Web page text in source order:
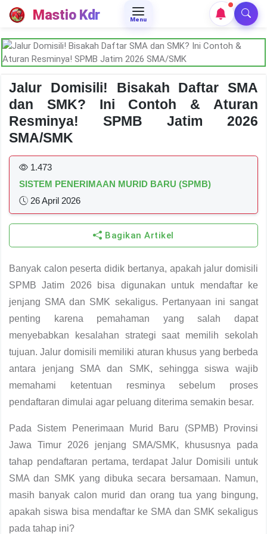
Mastio Kdr Menu
Jalur Domisili! Bisakah Daftar SMA
dan SMK? Ini Contoh & Aturan
Resminya! SPMB Jatim 2026
SMA/SMK
1.473
SISTEM PENERIMAAN MURID BARU (SPMB)
26 April 2026
Bagikan Artikel
Banyak calon peserta didik bertanya, apakah jalur domisili
SPMB Jatim 2026 bisa digunakan untuk mendaftar ke
jenjang SMA dan SMK sekaligus. Pertanyaan ini sangat
penting karena pemahaman yang salah dapat
menyebabkan kesalahan strategi saat memilih sekolah
tujuan. Jalur domisili memiliki aturan khusus yang berbeda
antara jenjang SMA dan SMK, sehingga siswa wajib
memahami ketentuan resminya sebelum proses
pendaftaran dimulai agar peluang diterima semakin besar.
Pada Sistem Penerimaan Murid Baru (SPMB) Provinsi
Jawa Timur 2026 jenjang SMA/SMK, khususnya pada
tahap pendaftaran pertama, terdapat Jalur Domisili untuk
SMA dan SMK yang dibuka secara bersamaan. Namun,
masih banyak calon murid dan orang tua yang bingung,
apakah siswa bisa mendaftar ke SMA dan SMK sekaligus
pada tahap ini?